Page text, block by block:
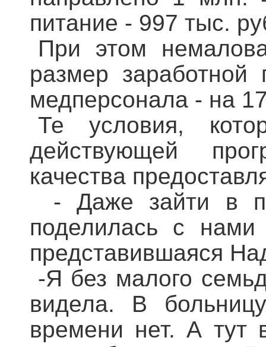
питание - 997 тыс.
При этом
размер
медперсонала - на
Те условия,
действующей
качества
- Даже зайти в
поделилась с нами
представившаяся
-Я без малого
видела. В
времени нет. А тут